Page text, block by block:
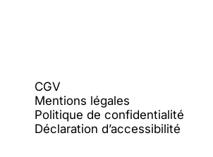
CGV
Mentions légales
Politique de confidentialité
Déclaration d’accessibilité